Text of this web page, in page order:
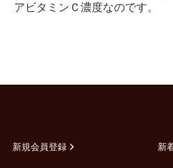
アビタミンＣ濃度なのです。
新規会員登録 新